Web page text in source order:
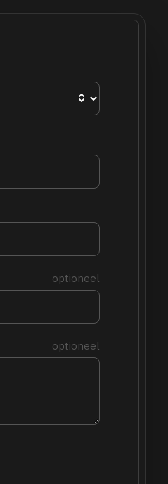
optioneel
optioneel